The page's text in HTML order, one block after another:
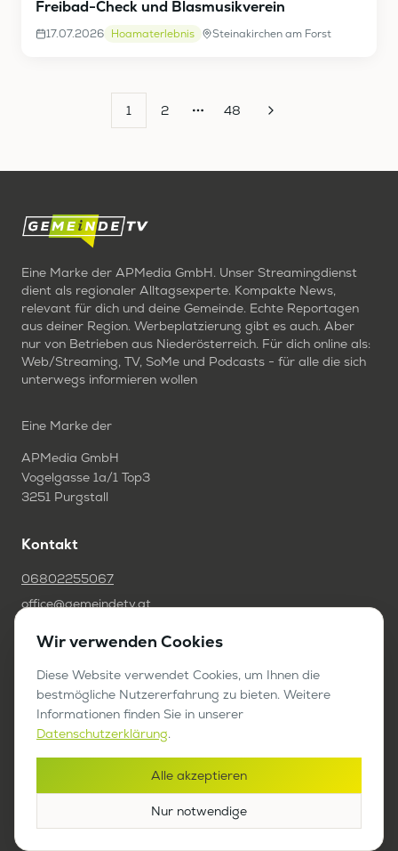
Freibad-Check und Blasmusikverein
17.07.2026 Hoamaterlebnis Steinakirchen am Forst
1 2 More pages
48
Eine Marke der APMedia GmbH. Unser Streamingdienst
dient als regionaler Alltagsexperte. Kompakte News,
relevant für dich und deine Gemeinde. Echte Reportagen
aus deiner Region. Werbeplatzierung gibt es auch. Aber
nur von Betrieben aus Niederösterreich. Für dich online als:
Web/Streaming, TV, SoMe und Podcasts - für alle die sich
unterwegs informieren wollen
Eine Marke der
APMedia GmbH
Vogelgasse 1a/1 Top3
3251 Purgstall
Kontakt
06802255067
office@gemeindetv.at
FAQ
IMPRESSUM
DATENSCHUTZ
Werben auf GemeindeTV
Wir verwenden Cookies
Diese Website verwendet Cookies, um Ihnen die
bestmögliche Nutzererfahrung zu bieten. Weitere
Informationen finden Sie in unserer
Datenschutzerklärung.
Alle akzeptieren
Nur notwendige